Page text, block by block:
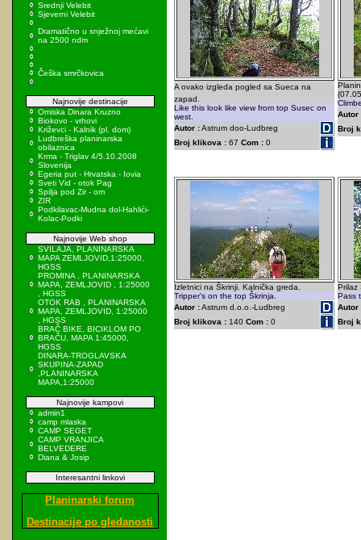
Srednji Velebit
Sjeverni Velebit
Dramatično u snježnoj mećavi
na 2500 ndm
Češka smrčkovica
Najnovije destinacije
Omiska Dinara Kruzno
Biokovo - vrhovi
Križevci - Kalnik (pl. dom)
Ludbreška planinarska
obilaznica
Krma - Triglav 4/5.10.2008
Slovenija
Egeria put - Hrvatska - Iovia
Sveti Vid - otok Pag
Spilja pod Zir - om
ZIR
Podkilavac-Mudna dol-Hahlići-
Kolac-Podki
Najnovije Web shop
SVILAJA, PLANINARSKA
MAPA ZEMLJOVID,1:25000,
HGSS
PROMINA , PLANINARSKA
MAPA, ZEMLJOVID , 1:25000
, HGSS
OTOK RAB , PLANINARSKA
MAPA, ZEMLJOVID, 1:25000
, HGSS
BRAČ BIKE, BICIKLOM PO
BRAČU, MAPA 1:45000,
HGSS
DINARA-TROGLAVSKA
SKUPINA-ZAPAD
,PLANINARSKA
MAPA,1:25000
Najnovije kampovi
admin1
camp mlaska
CAMP SEGET
CAMP VRANJICA
BELVEDERE
Diana & Josip
Interesantni linkovi
Planinarski forum
Destinacije po gledanosti
A ovako izgleda pogled sa Sueca na
zapad.
Like this look like view from top Susec on
west.
Autor :Astrum doo-Ludbreg
Broj klikova : 67 Com : 0
Autor
Broj
Izletnici na Škrinji. Kalnička greda.
Tripper's on the top Škrinja.
Autor :Astrum d.o.o.-Ludbreg
Broj klikova : 140 Com : 0
Prilaz
Pass
Autor
Broj